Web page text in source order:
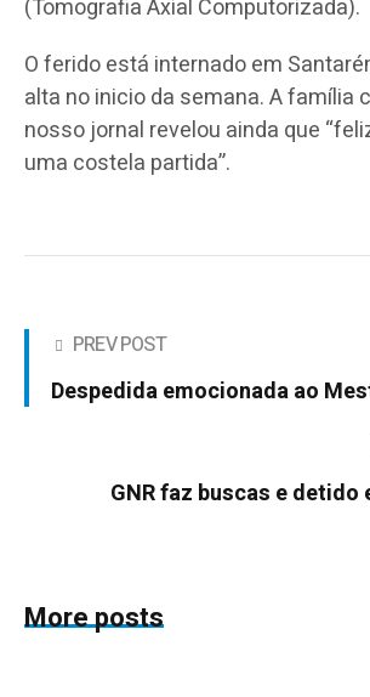
(Tomografia Axial Computorizada).
O ferido está internado em
alta no inicio da semana. A família
nosso jornal revelou ainda que
uma costela partida”.
PREV POST
Despedida emocionada ao
GNR faz buscas e detido
More posts